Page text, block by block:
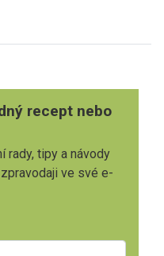
recept nebo
rady, tipy a návody
ve své e-